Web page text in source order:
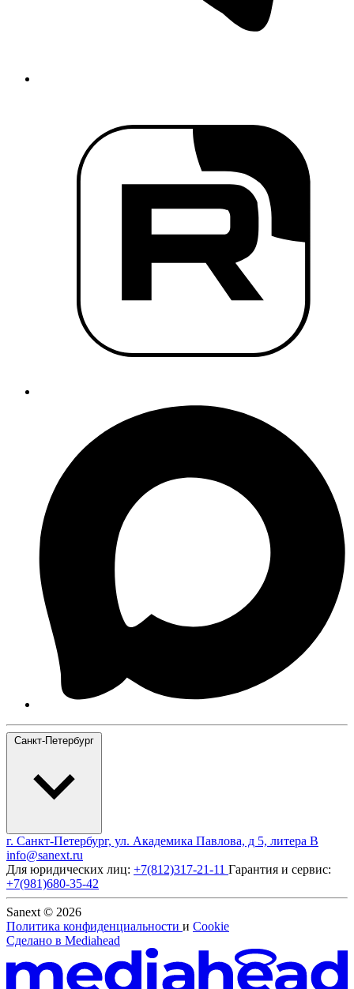
Санкт-Петербург
г. Санкт-Петербург, ул. Академика Павлова, д 5, литера В
info@sanext.ru
Для юридических лиц: +7(812)317-21-11 Гарантия и сервис:
+7(981)680-35-42
Sanext © 2026
Политика конфиденциальности и Cookie
Сделано в Mediahead